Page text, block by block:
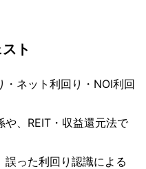
ト
ネット利回り・NOI利回
、REIT・収益還元法で
った利回り認識による